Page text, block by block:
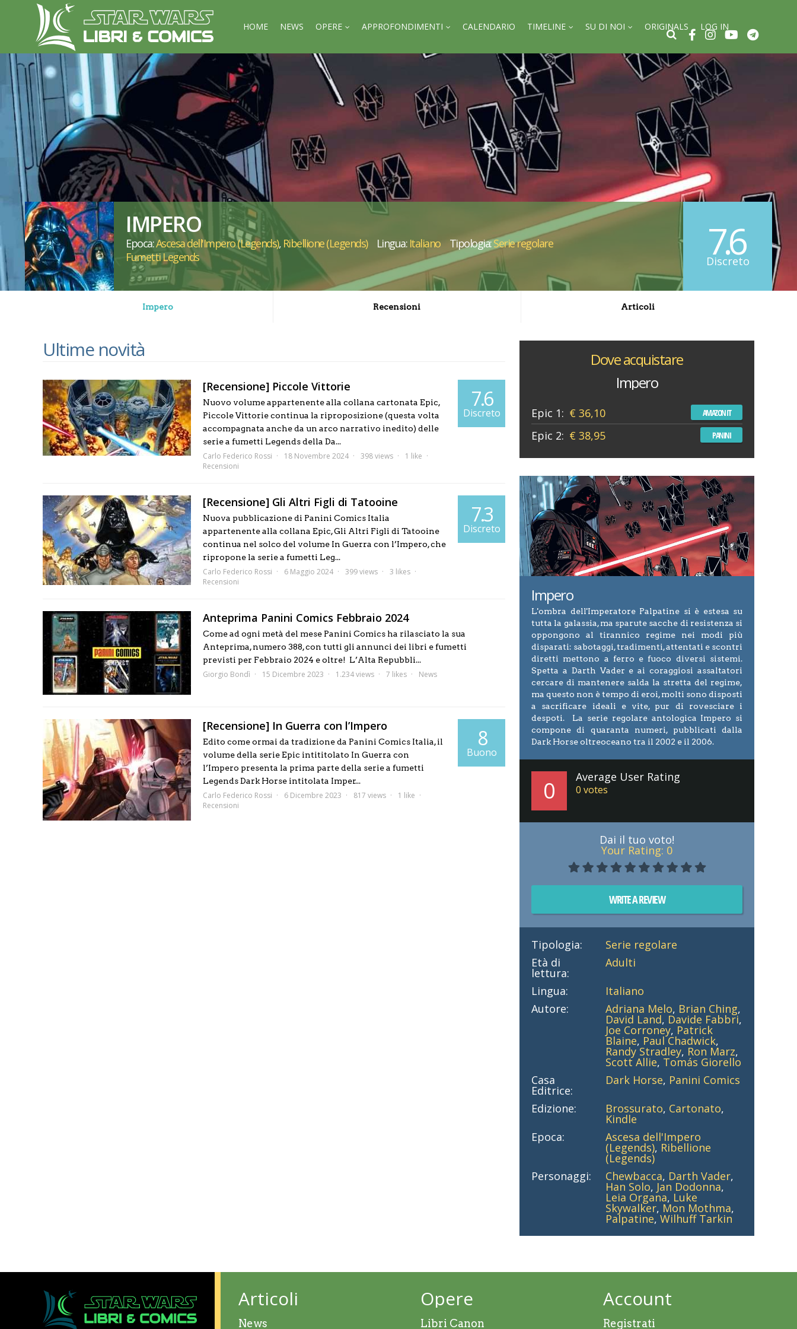
HOME NEWS OPERE APPROFONDIMENTI CALENDARIO TIMELINE SU DI NOI ORIGINALS LOG IN
IMPERO
Epoca:Ascesa dell'Impero (Legends), Ribellione (Legends) Lingua: Italiano Tipologia:Serie regolare
Fumetti Legends
7.6
Discreto
Impero Recensioni Articoli
Ultime novità
[Recensione] Piccole Vittorie
Nuovo volume appartenente alla collana cartonata Epic,
Piccole Vittorie continua la riproposizione (questa volta
accompagnata anche da un arco narrativo inedito) delle
serie a fumetti Legends della Da...
Carlo Federico Rossi 18 Novembre 2024 398 views
1 like
Recensioni
7.6
Discreto
[Recensione] Gli Altri Figli di Tatooine
Nuova pubblicazione di Panini Comics Italia
appartenente alla collana Epic, Gli Altri Figli di Tatooine
continua nel solco del volume In Guerra con l’Impero, che
ripropone la serie a fumetti Leg...
Carlo Federico Rossi 6 Maggio 2024 399 views
3 likes
Recensioni
7.3
Discreto
Anteprima Panini Comics Febbraio 2024
Come ad ogni metà del mese Panini Comics ha rilasciato la sua
Anteprima, numero 388, con tutti gli annunci dei libri e fumetti
previsti per Febbraio 2024 e oltre! L’Alta Repubbli...
Giorgio Bondì 15 Dicembre 2023 1.234 views 7 likes News
[Recensione] In Guerra con l’Impero
Edito come ormai da tradizione da Panini Comics Italia, il
volume della serie Epic intititolato In Guerra con
l’Impero presenta la prima parte della serie a fumetti
Legends Dark Horse intitolata Imper...
Carlo Federico Rossi 6 Dicembre 2023 817 views
1 like
Recensioni
8
Buono
Dove acquistare
Impero
Epic 1: € 36,10 AMAZON IT
Epic 2: € 38,95 PANINI
Impero
L'ombra dell'Imperatore Palpatine si è estesa su
tutta la galassia, ma sparute sacche di resistenza si
oppongono al tirannico regime nei modi più
disparati: sabotaggi, tradimenti, attentati e scontri
diretti mettono a ferro e fuoco diversi sistemi.
Spetta a Darth Vader e ai coraggiosi assaltatori
cercare di mantenere salda la stretta del regime,
ma questo non è tempo di eroi, molti sono disposti
a sacrificare ideali e vite, pur di rovesciare i
despoti. La serie regolare antologica Impero si
compone di quaranta numeri, pubblicati dalla
Dark Horse oltreoceano tra il 2002 e il 2006.
0 Average User Rating
0 votes
Dai il tuo voto!
Your Rating: 0
WRITE A REVIEW
Tipologia:
Serie regolare
Età di
lettura:
Adulti
Lingua:
Italiano
Autore:
Adriana Melo, Brian Ching,
David Land, Davide Fabbri,
Joe Corroney, Patrick
Blaine, Paul Chadwick,
Randy Stradley, Ron Marz,
Scott Allie, Tomás Giorello
Casa
Editrice:
Dark Horse, Panini Comics
Edizione:
Brossurato, Cartonato,
Kindle
Epoca:
Ascesa dell'Impero
(Legends), Ribellione
(Legends)
Personaggi:
Chewbacca, Darth Vader,
Han Solo, Jan Dodonna,
Leia Organa, Luke
Skywalker, Mon Mothma,
Palpatine, Wilhuff Tarkin
Articoli
News
Opere
Libri Canon
Account
Registrati